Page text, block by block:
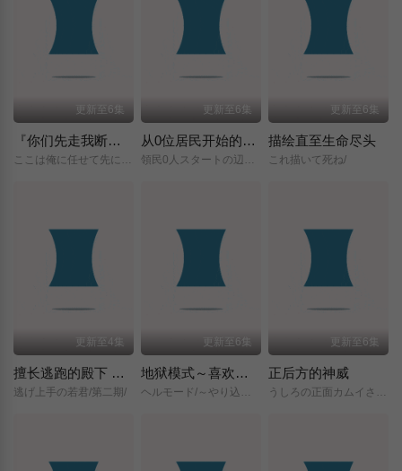
更新至6集
『你们先走我断后』，于是10年后我成为了传说
更新至6集
从0位居民开始的边境领主大人
更新至6集
描绘直至生命尽头
これ描いて死ね/
更新至4集
擅长逃跑的殿下 第二季
逃げ上手の若君/第二期/
更新至6集
地狱模式～喜欢挑战特殊成就的玩家在废设定的异世界成为无双～第二季
ヘルモード/～やり込み好きのゲーマーは廃設定の異世界で無双する～/2nd/Season/
更新至6集
正后方的神威
うしろの正面カムイさん/